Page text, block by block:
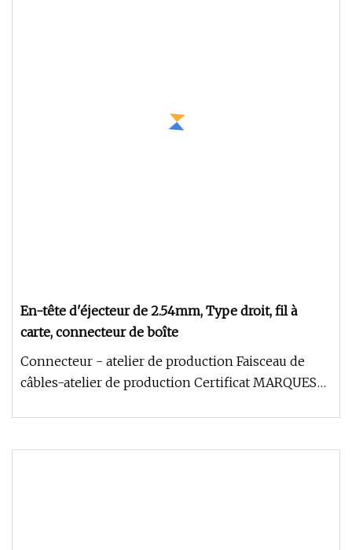
En-tête d'éjecteur de 2.54mm, Type droit, fil à
carte, connecteur de boîte
Connecteur - atelier de production Faisceau de
câbles-atelier de production Certificat MARQUES